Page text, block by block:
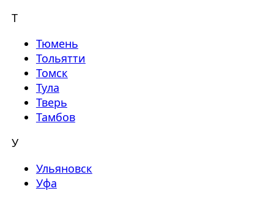
Т
Тюмень
Тольятти
Томск
Тула
Тверь
Тамбов
У
Ульяновск
Уфа